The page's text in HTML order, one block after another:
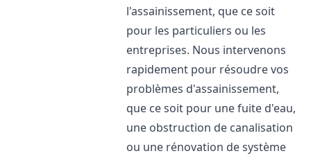
l'assainissement, que ce soit
pour les particuliers ou les
entreprises. Nous intervenons
rapidement pour résoudre vos
problèmes d'assainissement,
que ce soit pour une fuite d'eau,
une obstruction de canalisation
ou une rénovation de système